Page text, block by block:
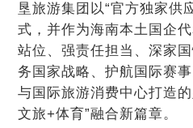
垦旅游集团以“官方独家供
式，并作为海南本土国企
站位、强责任担当、深家
务国家战略、护航国际赛
与国际旅游消费中心打造
文旅+体育”融合新篇章。